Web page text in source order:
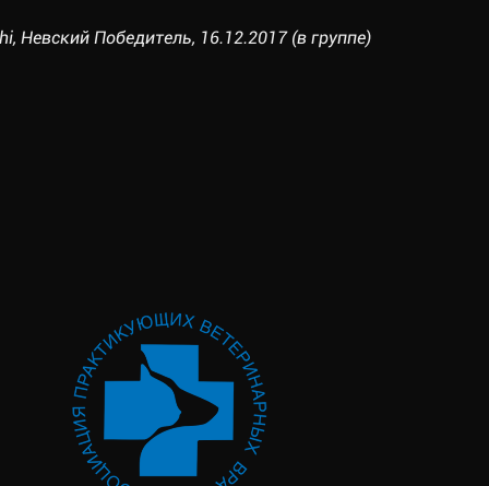
Невский Победитель, 16.12.2017 (в группе)